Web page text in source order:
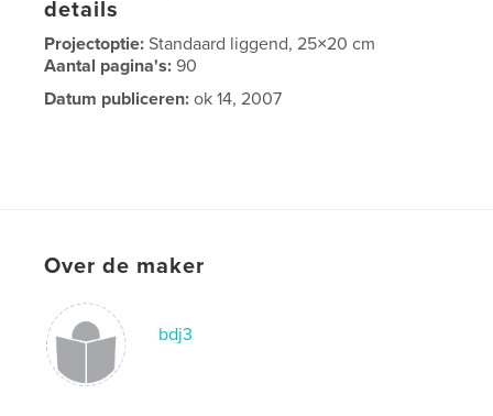
details
Projectoptie:Standaard liggend, 25×20 cm
Aantal pagina's:90
Datum publiceren: ok 14, 2007
Over de maker
bdj3